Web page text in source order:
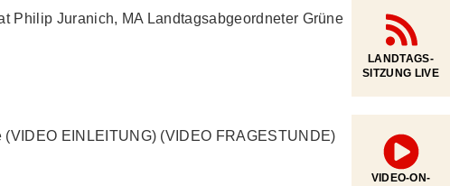
Philip Juranich, MA Landtagsabgeordneter Grüne
EINLEITUNG) (VIDEO FRAGESTUNDE)
LANDTAGS-
SITZUNG LIVE
VIDEO-ON-